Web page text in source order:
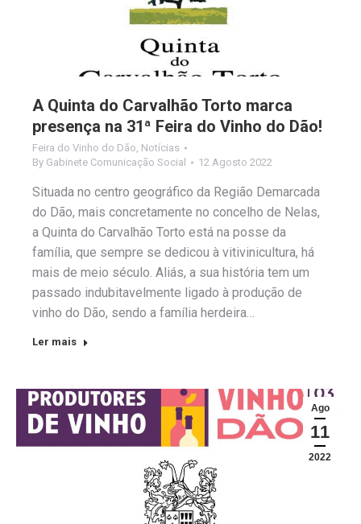
A Quinta do Carvalhão Torto marca
presença na 31ª Feira do Vinho do Dão!
Feira do Vinho do Dão, Notícias
By Gabinete Comunicação Social 12 Agosto 2022
Situada no centro geográfico da Região Demarcada
do Dão, mais concretamente no concelho de Nelas,
a Quinta do Carvalhão Torto está na posse da
família, que sempre se dedicou à vitivinicultura, há
mais de meio século. Aliás, a sua história tem um
passado indubitavelmente ligado à produção de
vinho do Dão, sendo a família herdeira…
Ler mais
Ago
11
2022